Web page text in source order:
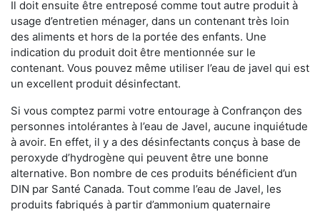
Il doit ensuite être entreposé comme tout autre produit à
usage d’entretien ménager, dans un contenant très loin
des aliments et hors de la portée des enfants. Une
indication du produit doit être mentionnée sur le
contenant. Vous pouvez même utiliser l’eau de javel qui est
un excellent produit désinfectant.
Si vous comptez parmi votre entourage à Confrançon des
personnes intolérantes à l’eau de Javel, aucune inquiétude
à avoir. En effet, il y a des désinfectants conçus à base de
peroxyde d’hydrogène qui peuvent être une bonne
alternative. Bon nombre de ces produits bénéficient d’un
DIN par Santé Canada. Tout comme l’eau de Javel, les
produits fabriqués à partir d’ammonium quaternaire